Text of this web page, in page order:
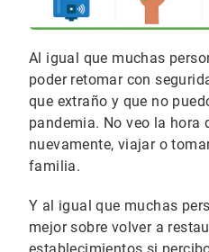
Al igual que muchas
poder retomar con
que extraño y que no
pandemia. No veo la hora
nuevamente, viajar o
familia.
Y al igual que muchas
mejor sobre volver a